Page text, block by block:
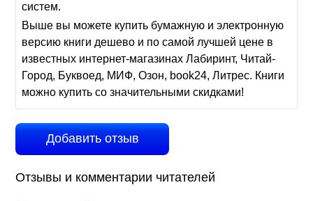
систем.
Выше вы можете купить бумажную и электронную
версию книги дешево и по самой лучшей цене в
известных интернет-магазинах Лабиринт, Читай-
Город, Буквоед, МИФ, Озон, book24, Литрес. Книги
можно купить со значительными скидками!
Добавить отзыв
Отзывы и комментарии читателей